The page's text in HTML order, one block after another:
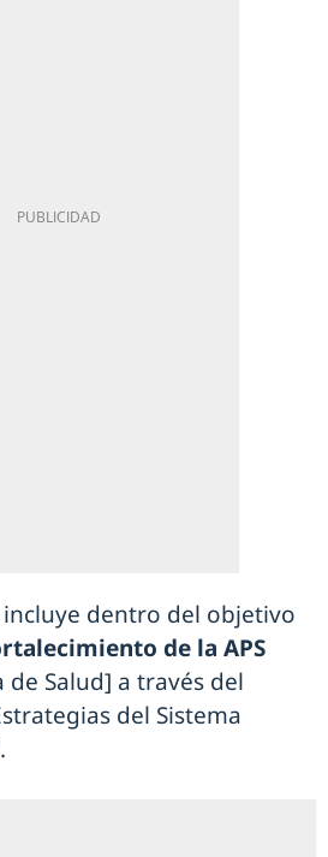
dentro del objetivo
de la APS
Salud] a través del
del Sistema